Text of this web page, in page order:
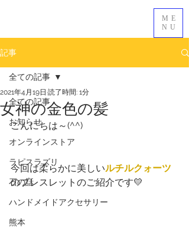
ME
NU
記事
全ての記事
お知らせ
オンラインストア
ラピスラズリ
石の話
ハンドメイドアクセサリー
熊本
全ての記事
女神の金色の髪
2021年4月19日 読了時間: 1分
こんにちは～(^^)
今回は柔らかに美しいルチルクォーツ
のブレスレットのご紹介です💛